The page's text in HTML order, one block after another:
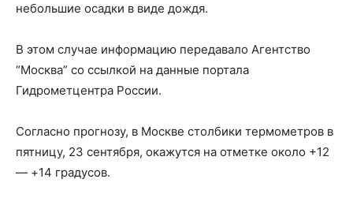
небольшие осадки в виде дождя.
В этом случае информацию передавало Агентство
“Москва” со ссылкой на данные портала
Гидрометцентра России.
Согласно прогнозу, в Москве столбики термометров в
пятницу, 23 сентября, окажутся на отметке около +12
— +14 градусов.